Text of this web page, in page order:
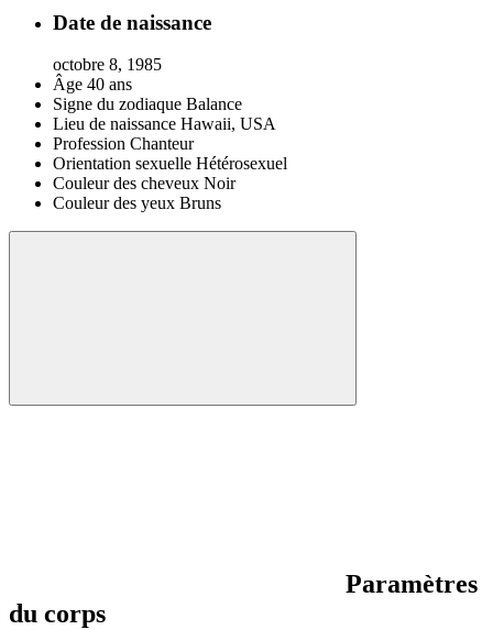
Date de naissance
octobre 8, 1985
Âge 40 ans
Signe du zodiaque Balance
Lieu de naissance Hawaii, USA
Profession Chanteur
Orientation sexuelle Hétérosexuel
Couleur des cheveux Noir
Couleur des yeux Bruns
Paramètres
du corps